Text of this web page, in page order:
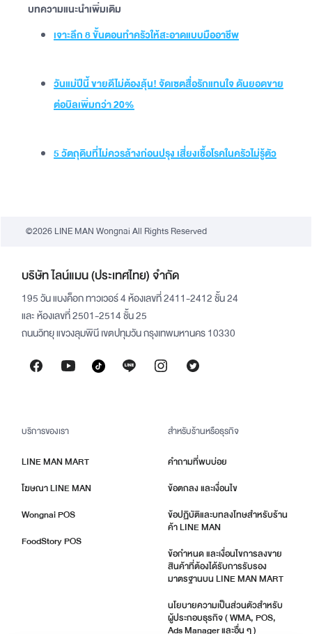
บทความแนะนำเพิ่มเติม
เจาะลึก 8 ขั้นตอนทำครัวให้สะอาดแบบมืออาชีพ
วันแม่ปีนี้ ขายดีไม่ต้องลุ้น! จัดเซตสื่อรักแทนใจ ดันยอดขาย
ต่อบิลเพิ่มกว่า 20%
5 วัตถุดิบที่ไม่ควรล้างก่อนปรุง เสี่ยงเชื้อโรคในครัวไม่รู้ตัว
©2026 LINE MAN Wongnai All Rights Reserved
บริษัท ไลน์แมน (ประเทศไทย) จำกัด
195 วัน แบงค็อก ทาวเวอร์ 4 ห้องเลขที่ 2411-2412 ชั้น 24
และ ห้องเลขที่ 2501-2514 ชั้น 25
ถนนวิทยุ แขวงลุมพินี เขตปทุมวัน กรุงเทพมหานคร 10330
บริการของเรา
LINE MAN MART
โฆษณา LINE MAN
Wongnai POS
FoodStory POS
สำหรับร้านหรือธุรกิจ
คำถามที่พบบ่อย
ข้อตกลง และเงื่อนไข
ข้อปฏิบัติและบทลงโทษสำหรับร้าน
ค้า LINE MAN
ข้อกำหนด และเงื่อนไขการลงขาย
สินค้าที่ต้องได้รับการรับรอง
มาตรฐานบน LINE MAN MART
นโยบายความเป็นส่วนตัวสำหรับ
ผู้ประกอบธุรกิจ ( WMA, POS,
Ads Manager และอื่น ๆ )